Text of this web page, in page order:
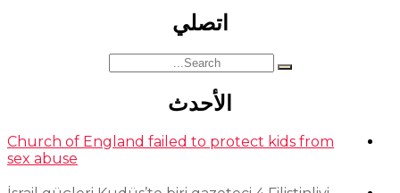
اتصلي
Search
for:
الأحدث
Church of England failed to protect kids from
sex abuse